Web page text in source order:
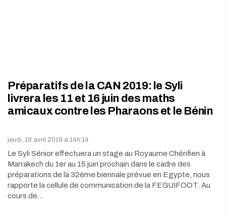
Préparatifs de la CAN 2019: le Syli
livrera les 11 et 16 juin des maths
amicaux contre les Pharaons et le Bénin
jeudi, 18 avril 2019 à 14h:14
Le Syli Sénior effectuera un stage au Royaume Chérifien à
Marrakech du 1er au 15 juin prochain dans le cadre des
préparations de la 32ème biennale prévue en Egypte, nous
rapporte la cellule de communication de la FEGUIFOOT. Au
cours de…